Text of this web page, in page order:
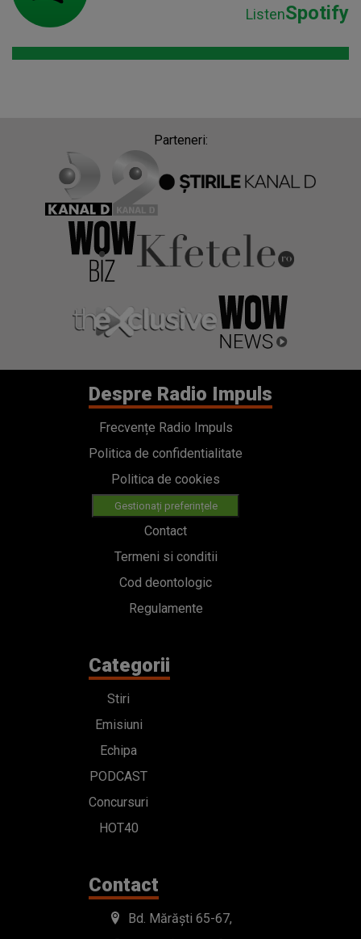
ListenSpotify
Parteneri:
Despre Radio Impuls
Frecvențe Radio Impuls
Politica de confidentialitate
Politica de cookies
Gestionați preferințele
Contact
Termeni si conditii
Cod deontologic
Regulamente
Categorii
Stiri
Emisiuni
Echipa
PODCAST
Concursuri
HOT40
Contact
Bd. Mărăști 65-67,